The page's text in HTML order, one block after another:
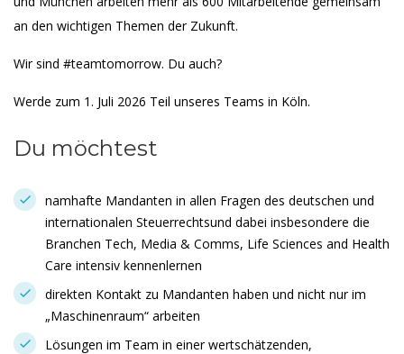
an den wichtigen Themen der Zukunft.
Wir sind #teamtomorrow. Du auch?
Werde zum 1. Juli 2026 Teil unseres Teams in Köln.
Du möchtest
namhafte Mandanten in allen Fragen des deutschen und
internationalen Steuerrechtsund dabei insbesondere die
Branchen Tech, Media & Comms, Life Sciences and Health
Care intensiv kennenlernen
direkten Kontakt zu Mandanten haben und nicht nur im
„Maschinenraum“ arbeiten
Lösungen im Team in einer wertschätzenden,